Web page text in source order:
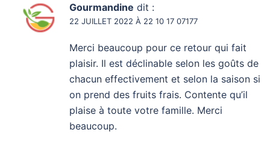
Gourmandine dit :
22 JUILLET 2022 À 22 10 17 07177
Merci beaucoup pour ce retour qui fait
plaisir. Il est déclinable selon les goûts de
chacun effectivement et selon la saison si
on prend des fruits frais. Contente qu’il
plaise à toute votre famille. Merci
beaucoup.